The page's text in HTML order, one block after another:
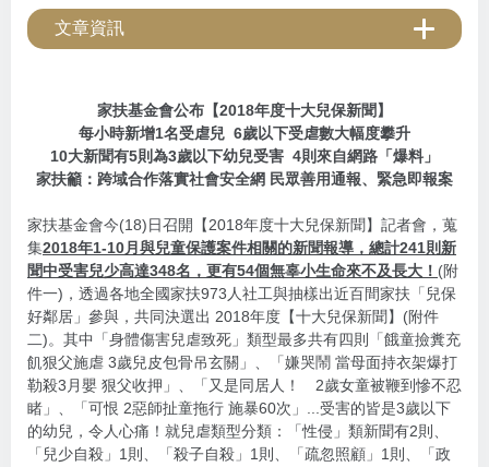
文章資訊
家扶基金會公布【2018年度十大兒保新聞】
每小時新增1名受虐兒 6歲以下受虐數大幅度攀升
10大新聞有5則為3歲以下幼兒受害 4則來自網路「爆料」
家扶籲：跨域合作落實社會安全網 民眾善用通報、緊急即報案
家扶基金會今(18)日召開【2018年度十大兒保新聞】記者會，蒐
集2018年1-10月與兒童保護案件相關的新聞報導，總計241則新
聞中受害兒少高達348名，更有54個無辜小生命來不及長大！ (附
件一)，透過各地全國家扶973人社工與抽樣出近百間家扶「兒保
好鄰居」參與，共同決選出 2018年度【十大兒保新聞】(附件
二)。其中「身體傷害兒虐致死」類型最多共有四則「餓童撿糞充
飢狠父施虐 3歲兒皮包骨吊玄關」、「嫌哭鬧 當母面持衣架爆打
勒殺3月嬰 狠父收押」、「又是同居人！ 2歲女童被鞭到慘不忍
睹」、「可恨 2惡師扯童拖行 施暴60次」...受害的皆是3歲以下
的幼兒，令人心痛！就兒虐類型分類：「性侵」類新聞有2則、
「兒少自殺」1則、「殺子自殺」1則、「疏忽照顧」1則、「政